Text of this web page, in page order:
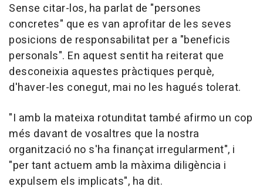
Sense citar-los, ha parlat de "persones
concretes" que es van aprofitar de les seves
posicions de responsabilitat per a "beneficis
personals". En aquest sentit ha reiterat que
desconeixia aquestes pràctiques perquè,
d'haver-les conegut, mai no les hagués tolerat.
"I amb la mateixa rotunditat també afirmo un cop
més davant de vosaltres que la nostra
organització no s'ha finançat irregularment", i
"per tant actuem amb la màxima diligència i
expulsem els implicats", ha dit.